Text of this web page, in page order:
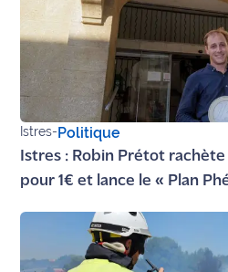
sortie
Nous
contacter
Ecouter
Maritima
Istres-Politique
Istres : Robin Prétot
pour 1€ et lance le « Plan